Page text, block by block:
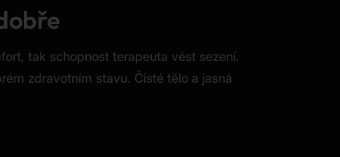
tak schopnost terapeuta vést sezení.
zdravotním stavu. Čisté tělo a jasná